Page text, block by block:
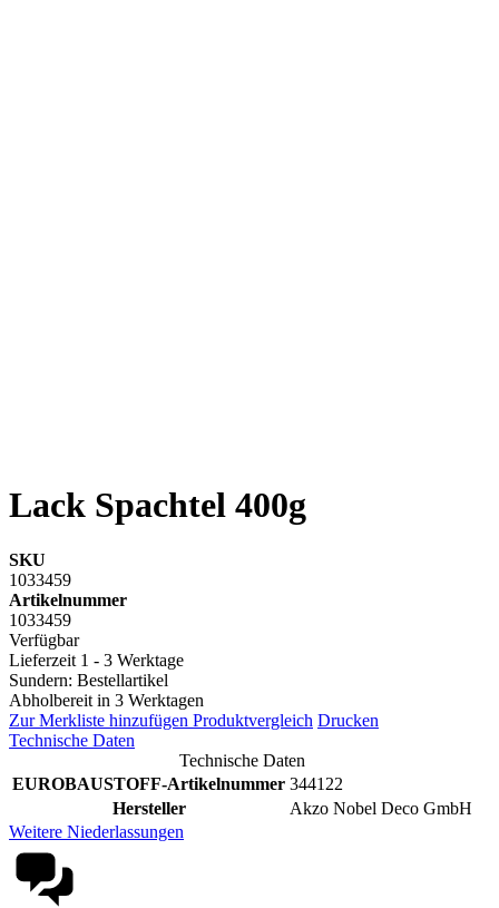
Lack Spachtel 400g
SKU
1033459
Artikelnummer
1033459
Verfügbar
Lieferzeit 1 - 3 Werktage
Sundern: Bestellartikel
Abholbereit in 3 Werktagen
Zur Merkliste hinzufügen Produktvergleich Drucken
Technische Daten
Technische Daten
EUROBAUSTOFF-Artikelnummer 344122
Hersteller
Akzo Nobel Deco GmbH
Weitere Niederlassungen